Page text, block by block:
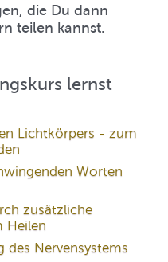
die Du dann
teilen kannst.
lernst
Lichtkörpers - zum
Worten
zusätzliche
Heilen
des Nervensystems